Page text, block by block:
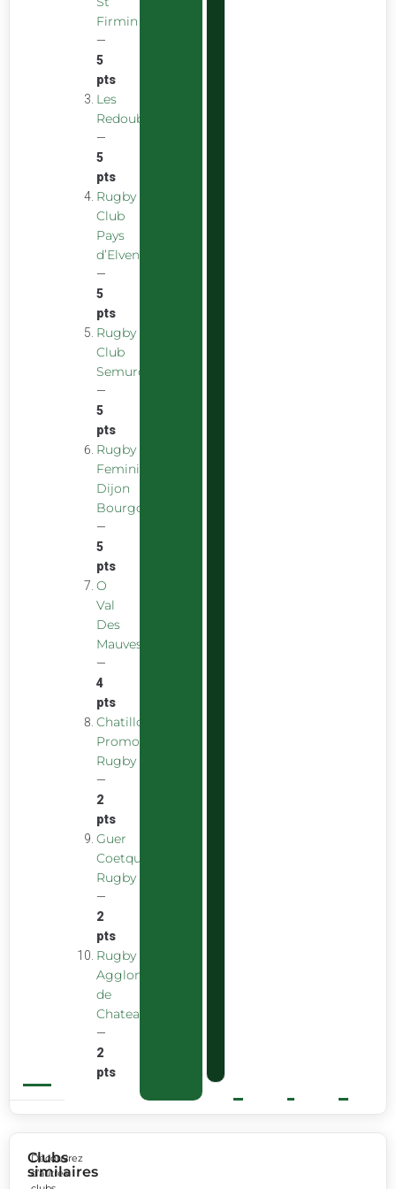
Firmin
—
5
pts
Les
Redoubstables
—
5
pts
Rugby
Club
Pays
d’Elven
—
5
pts
Rugby
Club
Semurois
—
5
pts
Rugby
Feminin
Dijon
Bourgogne
—
5
pts
O
Val
Des
Mauves
—
4
pts
Chatillon
Promotion
Rugby
—
2
pts
Guer
Coetquidan
Rugby
—
2
pts
Rugby
Agglomeration
de
Chateaubourg
—
2
pts
Clubs
similaires
Découvrez
d’autres